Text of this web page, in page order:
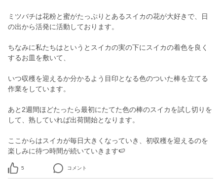
ミツバチは花粉と蜜がたっぷりとあるスイカの花が大好きで、日
の出から活発に活動しております。
ちなみに私たちはというとスイカの実の下にスイカの着色を良く
するお皿を敷いて、
いつ収穫を迎えるか分かるよう目印となる色のついた棒を立てる
作業をしています。
あと2週間ほどたったら最初にたてた色の棒のスイカを試し切りを
して、熟していれば出荷開始となります。
ここからはスイカが毎日大きくなっていき、初収穫を迎えるのを
楽しみに待つ時間が続いていきます🍉
5 コメント